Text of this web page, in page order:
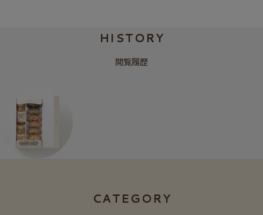
HISTORY
閲覧履歴
CATEGORY